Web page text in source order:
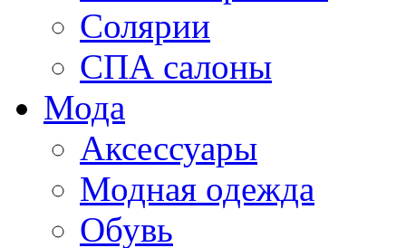
Солярии
СПА салоны
Мода
Аксессуары
Модная одежда
Обувь